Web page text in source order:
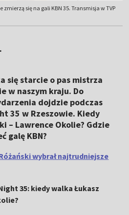
zmierzą się na gali KBN 35. Transmisja w TVP
się starcie o pas mistrza
w naszym kraju. Do
dojdzie podczas
35 w Rzeszowie. Kiedy
– Lawrence Okolie? Gdzie
galę KBN?
wybrał najtrudniejsze
35: kiedy walka Łukasz